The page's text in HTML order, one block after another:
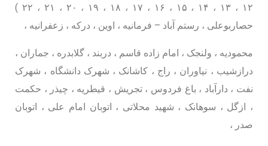
۱۲ ، ۱۳ ، ۱۴ ، ۱۵ ، ۱۶ ، ۱۷ ، ۱۸ ، ۱۹ ، ۲۰ ، ۲۱ ، ۲۲ )
حصاربوعلی ، رستم آباد – فرمانیه ، اوین ، درکه ، زعفرانیه ،
محمودیه ، ولنجک ، امام زاده قاسم ، دربند ، گلابدره ، جماران ،
درازشیب ، نیاوران ، راج ، کاشانک ، شهرک دانشگاه ، شهرک
نفت ، دارآباد ، باغ فردوس ، تجریش ، قیطریه ، چیذر ، حکمت
، ازگل ، سوهانک ، شهید محلاتی ، اتوبان امام علی ، اتوبان
صدر ،